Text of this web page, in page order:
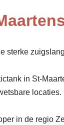
sterke
in St-
in de regio